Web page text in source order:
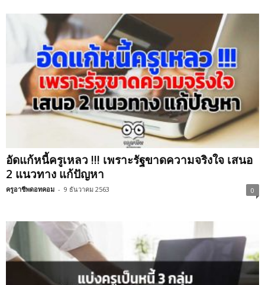
อัดแก้หนี้ครูเหลว !!! เพราะรัฐขาดความจริงใจ เสนอ
2 แนวทาง แก้ปัญหา
ครูอาชีพดอทคอม - 9 ธันวาคม 2563 0